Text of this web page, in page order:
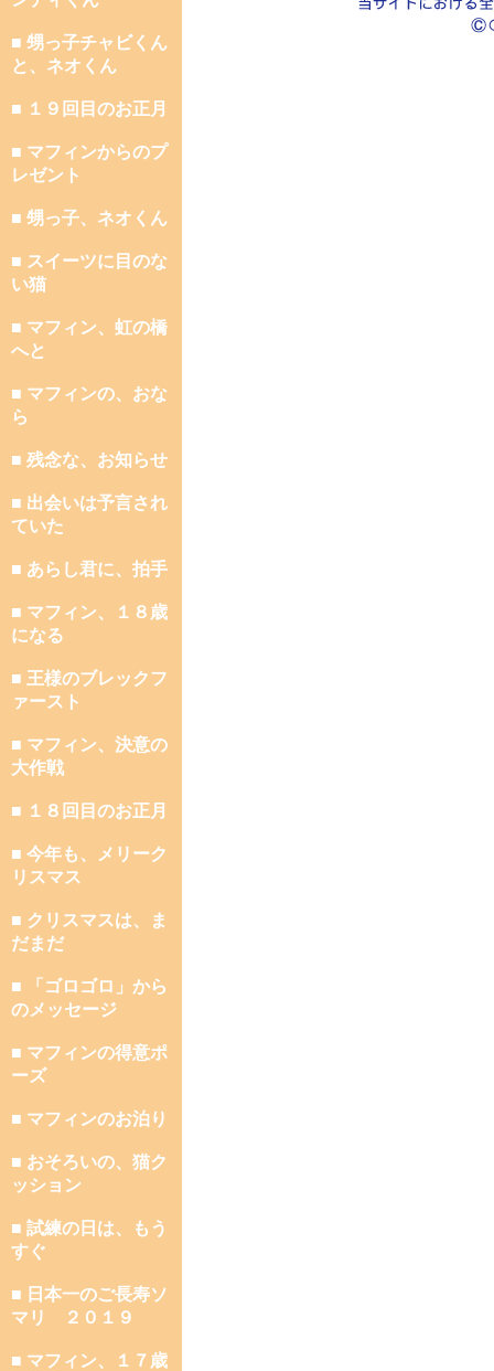
■ 甥っ子チャビくん
と、ネオくん
■ １９回目のお正月
■ マフィンからのプ
レゼント
■ 甥っ子、ネオくん
■ スイーツに目のな
い猫
■ マフィン、虹の橋
へと
■ マフィンの、おな
ら
■ 残念な、お知らせ
■ 出会いは予言され
ていた
■ あらし君に、拍手
■ マフィン、１８歳
になる
■ 王様のブレックフ
ァースト
■ マフィン、決意の
大作戦
■ １８回目のお正月
■ 今年も、メリーク
リスマス
■ クリスマスは、ま
だまだ
■ 「ゴロゴロ」から
のメッセージ
■ マフィンの得意ポ
ーズ
■ マフィンのお泊り
■ おそろいの、猫ク
ッション
■ 試練の日は、もう
すぐ
■ 日本一のご長寿ソ
マリ ２０１９
■ マフィン、１７歳